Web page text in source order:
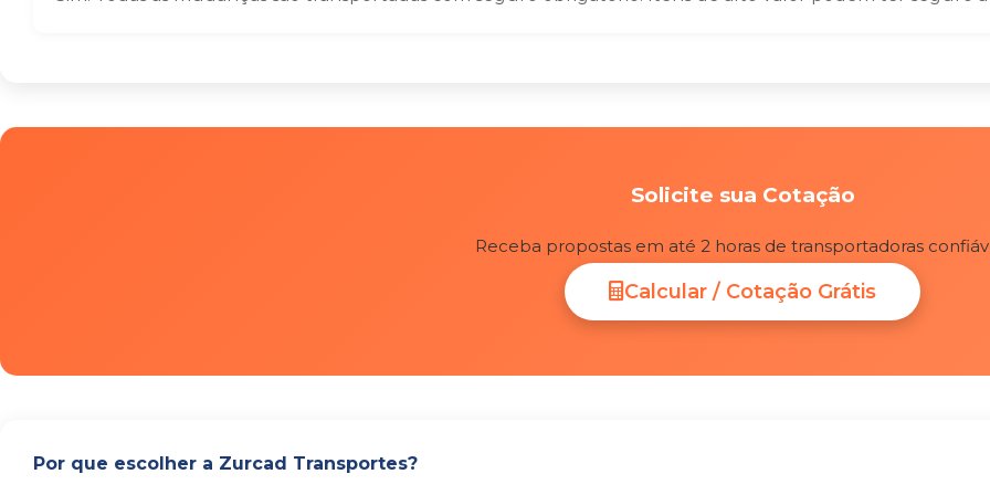
Solicite sua Cotação
Receba propostas em até 2 horas de transportadoras
Calcular / Cotação Grátis
Por que escolher a Zurcad Transportes?